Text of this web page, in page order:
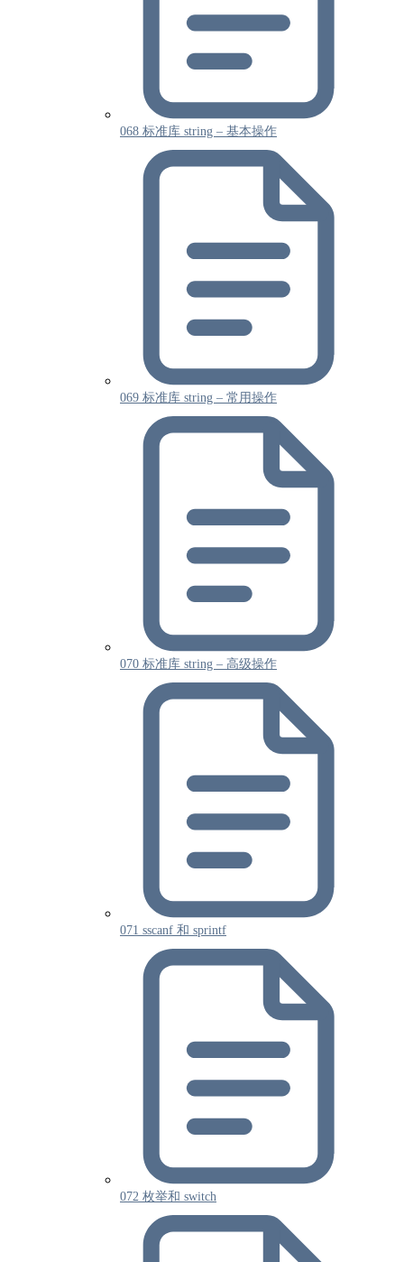
068 标准库 string – 基本操作
069 标准库 string – 常用操作
070 标准库 string – 高级操作
071 sscanf 和 sprintf
072 枚举和 switch